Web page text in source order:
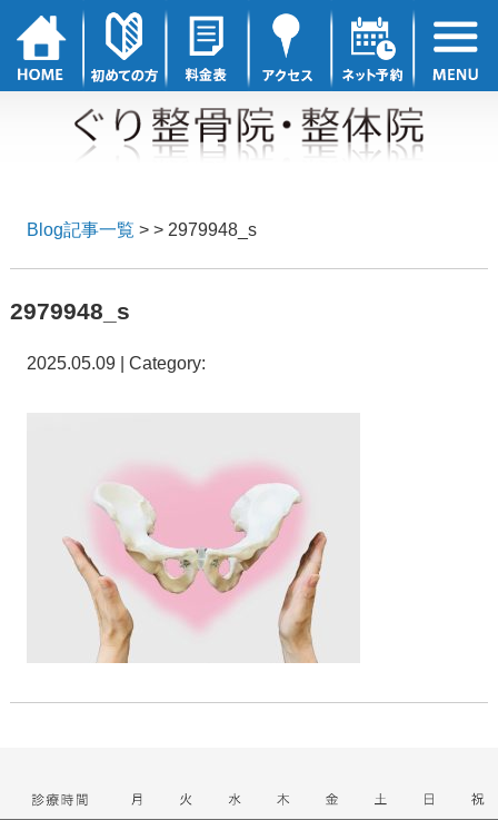
Blog記事一覧 > > 2979948_s
2979948_s
2025.05.09 | Category: